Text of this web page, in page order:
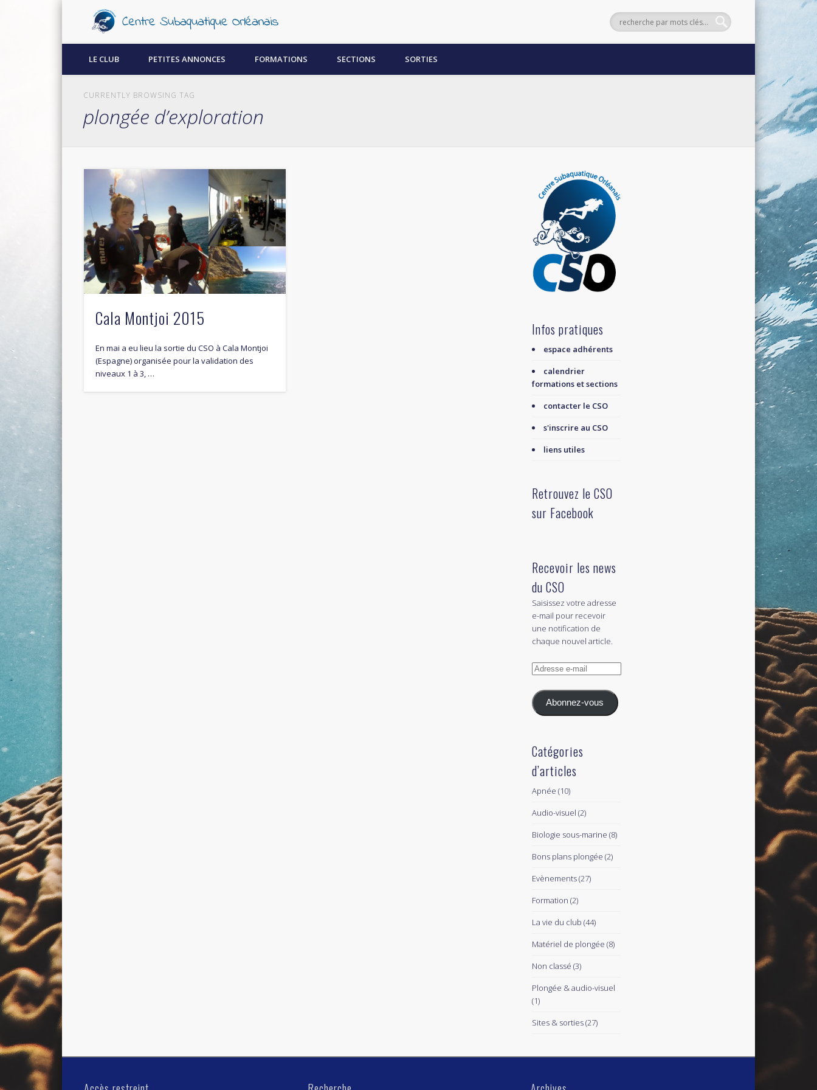
Découvrez la plongée sous-marine à Orléans !
LE CLUB PETITES ANNONCES FORMATIONS SECTIONS SORTIES
CURRENTLY BROWSING TAG
plongée d’exploration
Cala Montjoi 2015
En mai a eu lieu la sortie du CSO à Cala Montjoi
(Espagne) organisée pour la validation des
niveaux 1 à 3, …
Infos pratiques
espace adhérents
calendrier
formations et sections
contacter le CSO
s'inscrire au CSO
liens utiles
Retrouvez le CSO
sur Facebook
Recevoir les news
du CSO
Saisissez votre adresse
e-mail pour recevoir
une notification de
chaque nouvel article.
Adresse
mail
Abonnez-vous
Catégories
d’articles
Apnée (10)
Audio-visuel (2)
Biologie sous-marine (8)
Bons plans plongée (2)
Evènements(27)
Formation (2)
La vie du club (44)
Matériel de plongée (8)
Non classé (3)
Plongée & audio-visuel
(1)
Sites & sorties(27)